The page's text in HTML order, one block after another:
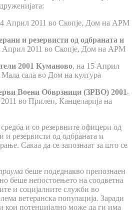
Април 2011 во Скопје, Дом на АРМ
и резервисти од одбраната и
Април 2011 во Скопје, Дом на АРМ
2001 Куманово, на 15 Април
сала во Дом на култура
Воени Обврзници (ЗРВО) 2001-
во Прилеп, Канцеларија на
и со резервните офицери од
и резервисти од одбраната и
Сакаа да се запознаат за што се
беше подеднакво препознаен
беше непостоењето на соодветна
и социјалните служби во
ветеранска популација. Заради
кои потенцијално може да ги има